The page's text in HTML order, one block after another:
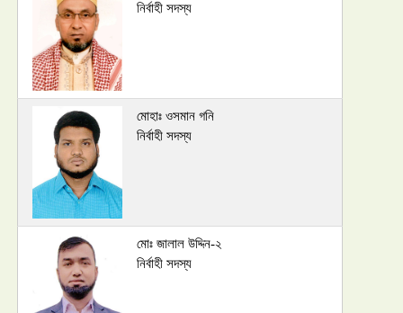
নির্বাহী সদস্য
মোহাঃ ওসমান গনি
নির্বাহী সদস্য
মোঃ জালাল উদ্দিন-২
নির্বাহী সদস্য